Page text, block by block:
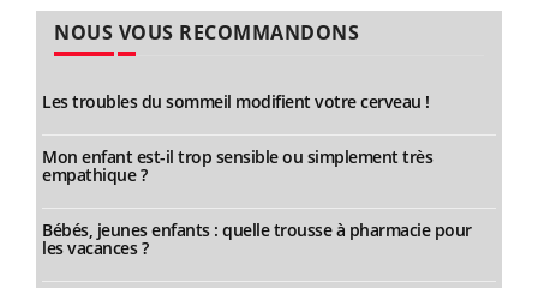
NOUS VOUS RECOMMANDONS
Les troubles du sommeil modifient votre cerveau !
Mon enfant est-il trop sensible ou simplement très
empathique ?
Bébés, jeunes enfants : quelle trousse à pharmacie pour
les vacances ?